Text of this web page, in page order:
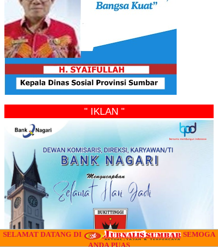
" IKLAN "
SELAMAT DATANG DI
SEMOGA
ANDA PUAS